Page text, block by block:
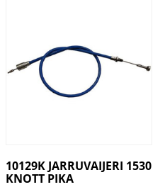
10129K JARRUVAIJERI 1530
KNOTT PIKA